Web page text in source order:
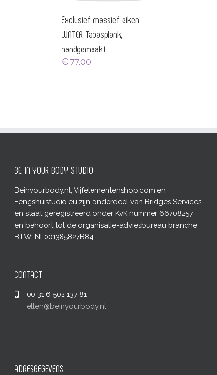
Exclusief massief eiken
WATER Tapasplank,
handgemaakt
€ 77.00
BE IN YOUR BODY STUDIO
Beinyourbody.nl, Vijfelementenshop.com en
Fengshuistudio.eu zijn onderdeel van Bridges Services
en staat geregistreerd onder KvK nummer 66708257
en behoort tot de organisatie-adviesbureau branche
BTW: NL001385827B84
CONTACT
00 31 6 502 137 81
ellen@beinyourbody.nl
ADRESGEGEVENS